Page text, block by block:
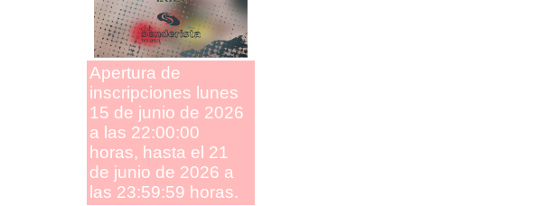
Apertura de
inscripciones lunes
15 de junio de 2026
a las 22:00:00
horas, hasta el 21
de junio de 2026 a
las 23:59:59 horas.